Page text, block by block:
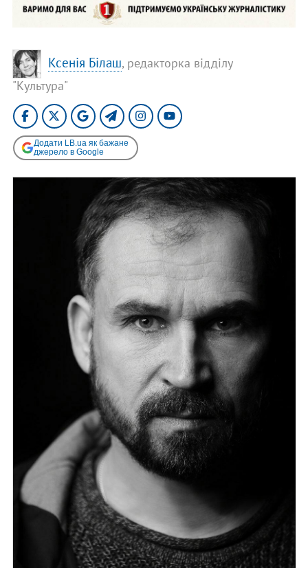
Ксенія Білаш, редакторка відділу
"Культура"
Додати LB.ua як бажане
джерело в Google